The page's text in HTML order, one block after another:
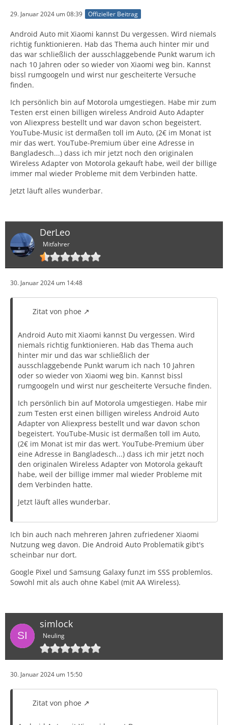
29. Januar 2024 um 08:39 Offizieller Beitrag
Android Auto mit Xiaomi kannst Du vergessen. Wird niemals
richtig funktionieren. Hab das Thema auch hinter mir und
das war schließlich der ausschlaggebende Punkt warum ich
nach 10 Jahren oder so wieder von Xiaomi weg bin. Kannst
bissl rumgoogeln und wirst nur gescheiterte Versuche
finden.
Ich persönlich bin auf Motorola umgestiegen. Habe mir zum
Testen erst einen billigen wireless Android Auto Adapter
von Aliexpress bestellt und war davon schon begeistert.
YouTube-Music ist dermaßen toll im Auto, (2€ im Monat ist
mir das wert. YouTube-Premium über eine Adresse in
Bangladesch...) dass ich mir jetzt noch den originalen
Wireless Adapter von Motorola gekauft habe, weil der billige
immer mal wieder Probleme mit dem Verbinden hatte.
Jetzt läuft alles wunderbar.
DerLeo
Mitfahrer
30. Januar 2024 um 14:48
Zitat von phoe
Android Auto mit Xiaomi kannst Du vergessen. Wird
niemals richtig funktionieren. Hab das Thema auch
hinter mir und das war schließlich der
ausschlaggebende Punkt warum ich nach 10 Jahren
oder so wieder von Xiaomi weg bin. Kannst bissl
rumgoogeln und wirst nur gescheiterte Versuche finden.
Ich persönlich bin auf Motorola umgestiegen. Habe mir
zum Testen erst einen billigen wireless Android Auto
Adapter von Aliexpress bestellt und war davon schon
begeistert. YouTube-Music ist dermaßen toll im Auto,
(2€ im Monat ist mir das wert. YouTube-Premium über
eine Adresse in Bangladesch...) dass ich mir jetzt noch
den originalen Wireless Adapter von Motorola gekauft
habe, weil der billige immer mal wieder Probleme mit
dem Verbinden hatte.
Jetzt läuft alles wunderbar.
Ich bin auch nach mehreren Jahren zufriedener Xiaomi
Nutzung weg davon. Die Android Auto Problematik gibt's
scheinbar nur dort.
Google Pixel und Samsung Galaxy funzt im SSS problemlos.
Sowohl mit als auch ohne Kabel (mit AA Wireless).
simlock
Neuling
30. Januar 2024 um 15:50
Zitat von phoe